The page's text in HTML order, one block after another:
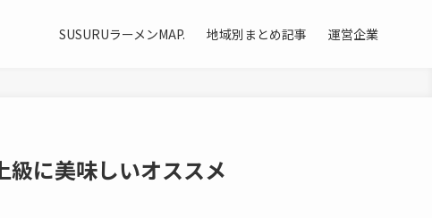
SUSURUラーメンMAP. 地域別まとめ記事 運営企業
級に美味しいオススメ